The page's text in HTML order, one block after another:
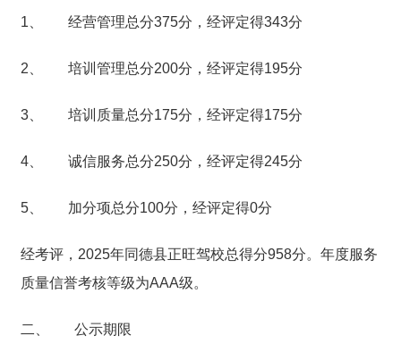
1、 经营管理总分375分，经评定得343分
2、 培训管理总分200分，经评定得195分
3、 培训质量总分175分，经评定得175分
4、 诚信服务总分250分，经评定得245分
5、 加分项总分100分，经评定得0分
经考评，2025年同德县正旺驾校总得分958分。年度服务
质量信誉考核等级为AAA级。
二、 公示期限